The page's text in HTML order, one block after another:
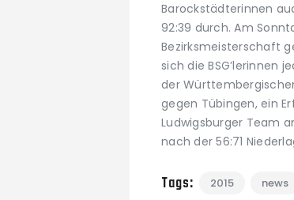
Barockstädterinnen
92:39 durch. Am
Bezirksmeisterschaft
sich die BSG’lerinnen
der
gegen Tübingen, ein
Ludwigsburger Team
nach der 56:71
Tags: 2015 news